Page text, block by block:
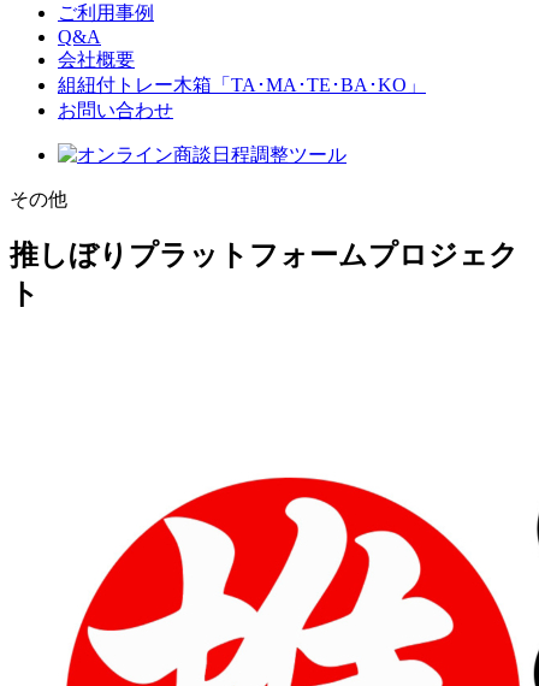
ご利用事例
Q&A
会社概要
組紐付トレー木箱「TA･MA･TE･BA･KO」
お問い合わせ
その他
推しぼりプラットフォームプロジェク
ト